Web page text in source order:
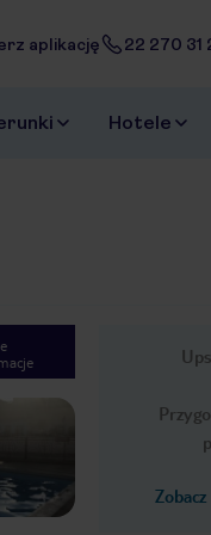
aplikację 22 270 31
Hotele
Next slide
1/25